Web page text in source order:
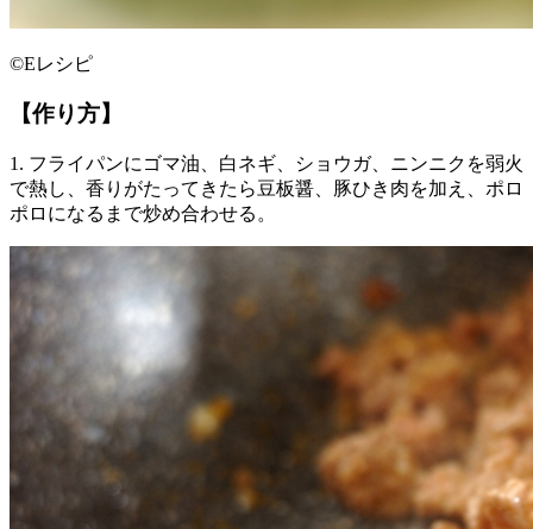
©Eレシピ
【作り方】
1. フライパンにゴマ油、白ネギ、ショウガ、ニンニクを弱火
で熱し、香りがたってきたら豆板醤、豚ひき肉を加え、ポロ
ポロになるまで炒め合わせる。